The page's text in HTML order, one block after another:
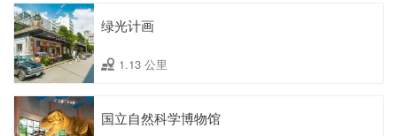
绿光计画
1.13 公里
国立自然科学博物馆